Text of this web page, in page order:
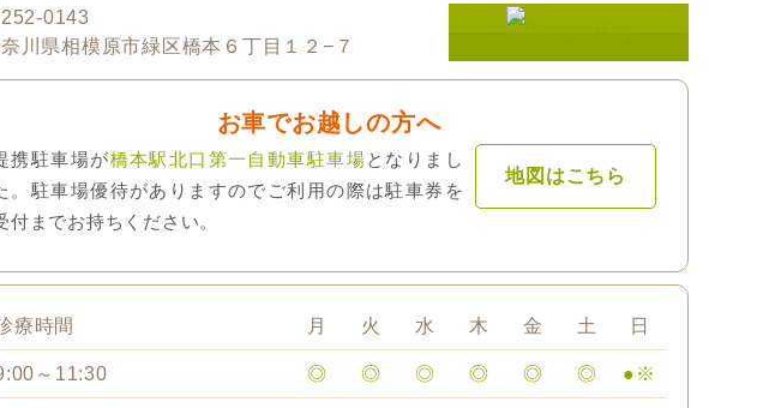
0143
川県相模原市緑区橋本６丁目１２−７
お車でお越しの方へ
携駐車場が橋本駅北口第一自動車駐車場となりまし
。駐車場優待がありますのでご利用の際は駐車券を
付までお持ちください。
地図はこちら
療時間 月 火 水 木 金 土 日
～11:30 ◎ ◎ ◎ ◎ ◎ ◎ ●※